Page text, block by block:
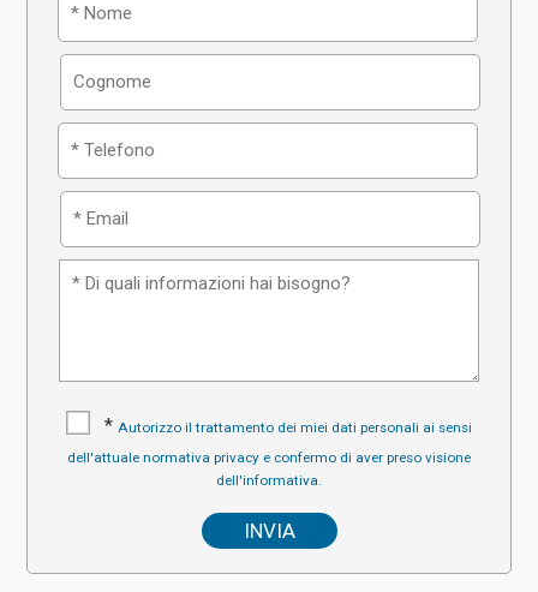
* Autorizzo il trattamento dei miei dati personali ai sensi
dell'attuale normativa privacy e confermo di aver preso visione
dell'informativa.